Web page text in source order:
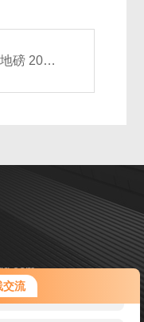
交流
咨询，很高兴为您
咨询什么问题呢？
电子磅秤